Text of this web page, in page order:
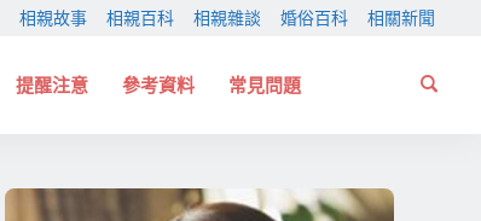
相親故事 相親百科 相親雜談 婚俗百科 相關新聞
提醒注意 參考資料 常見問題